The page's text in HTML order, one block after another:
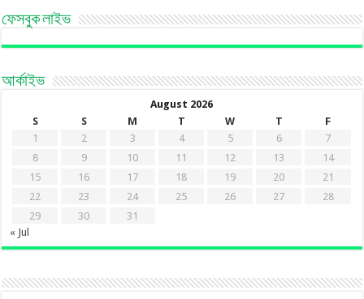
ফেসবুক লাইভ
আর্কাইভ
August 2026
S
S M T W T
F
1
2 3 4 5 6
7
8
9 10 11 12 13
14
15
16 17 18 19 20
21
22
23 24 25 26 27
28
29
30
31
« Jul